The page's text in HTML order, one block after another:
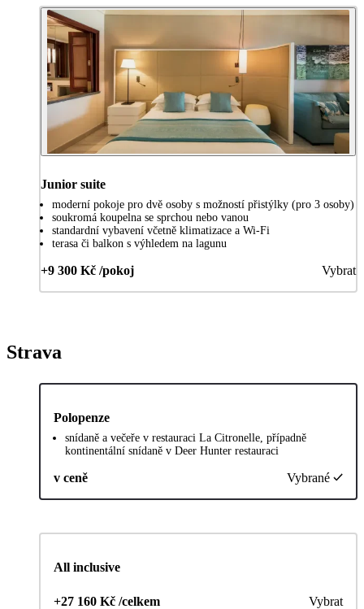
Junior suite
moderní pokoje pro dvě osoby s možností přistýlky (pro 3 osoby)
soukromá koupelna se sprchou nebo vanou
standardní vybavení včetně klimatizace a Wi-Fi
terasa či balkon s výhledem na lagunu
+9 300 Kč /pokoj Vybrat
Strava
Polopenze
snídaně a večeře v restauraci La Citronelle, případně
kontinentální snídaně v Deer Hunter restauraci
v ceně Vybrané
All inclusive
+27 160 Kč /celkem Vybrat